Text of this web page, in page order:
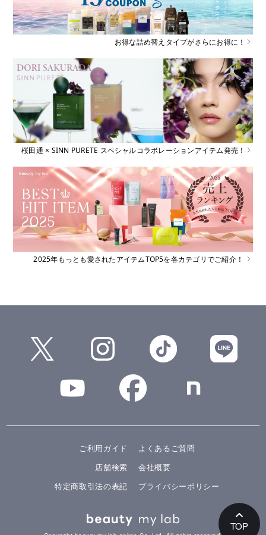
お得な詰め替えタイプがさらにお得に！
桜田通 × SINN PURETE スペシャルコラボレーションアイテム発売！
2025年もっとも愛されたアイテムTOP5を各カテゴリでご紹介！
TOP
ご利用ガイド
よくあるご質問
店舗検索
会社概要
特定商取引法の表記
プライバシーポリシー